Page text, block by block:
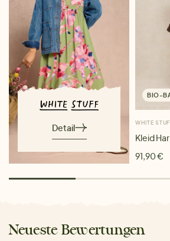
Detail
BIO-
WHITE
Kleid
91,90 €
Neueste Bewertungen